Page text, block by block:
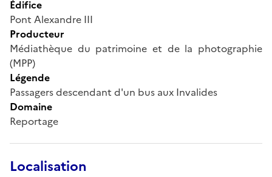
Édifice
Pont Alexandre III
Producteur
Médiathèque du patrimoine et de la photographie
(MPP)
Légende
Passagers descendant d'un bus aux Invalides
Domaine
Reportage
Localisation